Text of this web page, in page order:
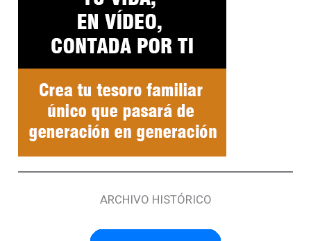
ARCHIVO HISTÓRICO